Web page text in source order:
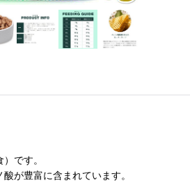
です。
が豊富に含まれています。